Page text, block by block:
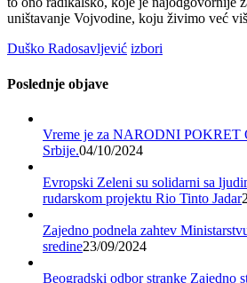
uništavanje Vojvodine, koju živimo već
Duško Radosavljević izbori
Poslednje objave
Vreme je za NARODNI POKRET
Srbije.04/10/2024
Evropski Zeleni su solidarni sa
rudarskom projektu Rio Tinto Jadar
Zajedno podnela zahtev
sredine23/09/2024
Beogradski odbor stranke Zajedno